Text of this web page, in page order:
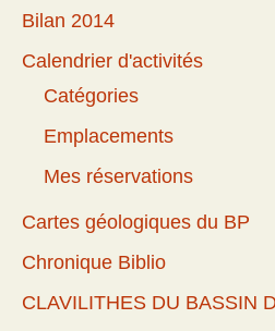
Bilan 2014
Calendrier d'activités
Catégories
Emplacements
Mes réservations
Cartes géologiques du BP
Chronique Biblio
CLAVILITHES DU BASSIN